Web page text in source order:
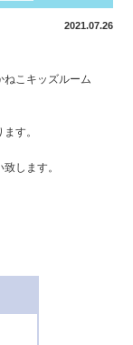
2021.07.26
ねこキッズルーム
す。
します。